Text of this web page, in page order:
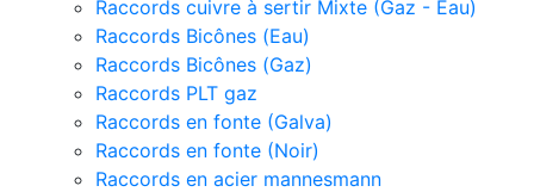
Raccords cuivre à sertir Mixte (Gaz - Eau)
Raccords Bicônes (Eau)
Raccords Bicônes (Gaz)
Raccords PLT gaz
Raccords en fonte (Galva)
Raccords en fonte (Noir)
Raccords en acier mannesmann